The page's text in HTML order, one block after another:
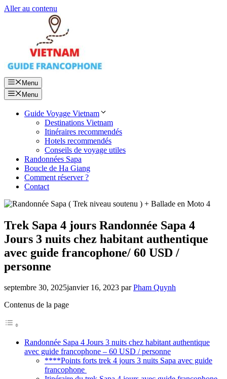
Aller au contenu
Menu
Menu
Guide Voyage Vietnam
Destinations Vietnam
Itinéraires recommendés
Hotels recommendés
Conseils de voyage utiles
Randonnées Sapa
Boucle de Ha Giang
Comment réserver ?
Contact
Trek Sapa 4 jours Randonnée Sapa 4
Jours 3 nuits chez habitant authentique
avec guide francophone/ 60 USD /
personne
septembre 30, 2025janvier 16, 2023 parPham Quynh
Contenus de la page
Randonnée Sapa 4 Jours 3 nuits chez habitant authentique
avec guide francophone – 60 USD / personne
****Points forts trek 4 jours 3 nuits Sapa avec guide
francophone